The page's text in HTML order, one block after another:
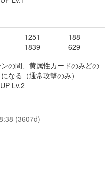
1251
1839
188
629
の間、黄属性カードのみどの
なる（通常攻撃のみ）
Lv.2
(3607d)